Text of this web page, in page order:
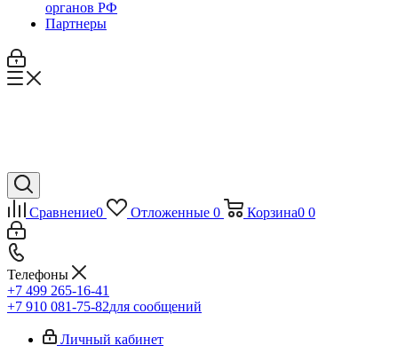
органов РФ
Партнеры
Сравнение0 Отложенные 0 Корзина0 0
Телефоны
+7 499 265-16-41
+7 910 081-75-82для сообщений
Личный кабинет